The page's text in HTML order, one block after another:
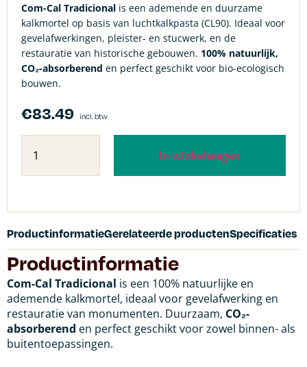
Com-Cal Tradicional is een ademende en duurzame
kalkmortel op basis van luchtkalkpasta (CL90). Ideaal voor
gevelafwerkingen, pleister- en stucwerk, en de
restauratie van historische gebouwen. 100% natuurlijk,
CO₂-absorberend en perfect geschikt voor bio-ecologisch
bouwen.
€83.49 incl. btw
In winkelwagen
ProductinformatieGerelateerde productenSpecificaties
Productinformatie
Com-Cal Tradicional is een 100% natuurlijke en
ademende kalkmortel, ideaal voor gevelafwerking en
restauratie van monumenten. Duurzaam, CO₂-
absorberend en perfect geschikt voor zowel binnen- als
buitentoepassingen.